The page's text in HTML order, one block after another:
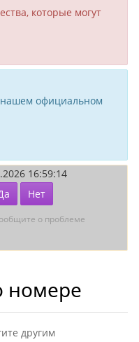
кото­рые могут
официальном
16:59:14
Нет
о проблеме
номере
другим